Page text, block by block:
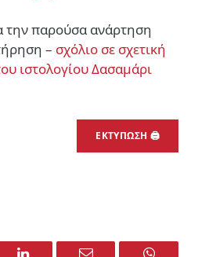
την παρούσα ανάρτηση
– σχόλιο σε σχετική
ιστολογίου Δασαμάρι
ΕΚΤΥΠΩΣΗ 🖨